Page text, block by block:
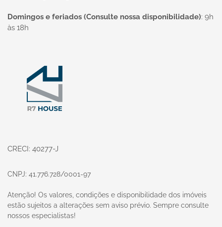
Domingos e feriados (Consulte nossa disponibilidade): 9h
às 18h
CRECI: 40277-J
CNPJ: 41.776.728/0001-97
Atenção! Os valores, condições e disponibilidade dos imóveis
estão sujeitos a alterações sem aviso prévio. Sempre consulte
nossos especialistas!